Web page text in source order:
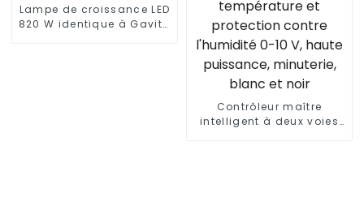
Lampe de croissance LED
820 W identique à Gavita
Contrôleur maître
intelligent à deux voies